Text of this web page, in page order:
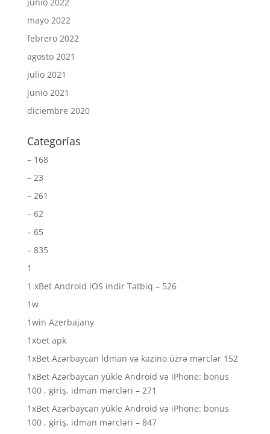
mayo 2022
febrero 2022
agosto 2021
julio 2021
junio 2021
diciembre 2020
Categorías
– 168
– 23
– 261
– 62
– 65
– 835
1
1 xBet Android iOS indir Tətbiq – 526
1w
1win Azerbajany
1xbet apk
1xBet Azərbaycan İdman və kazino üzrə mərclər 152
1xBet Azərbaycan yükle Android və iPhone: bonus
100 , giriş, idman mərcləri – 271
1xBet Azərbaycan yükle Android və iPhone: bonus
100 , giriş, idman mərcləri – 847